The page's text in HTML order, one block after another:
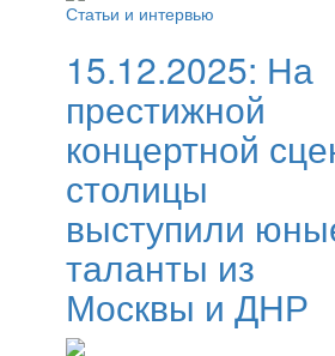
Статьи и интервью
15.12.2025: На
престижной
концертной
столицы
выступили
таланты из
Москвы и ДНР